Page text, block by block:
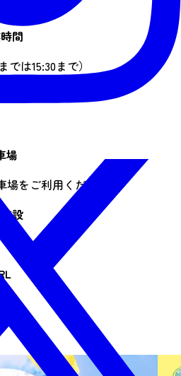
間
では15:30まで）
場
をご利用ください
設